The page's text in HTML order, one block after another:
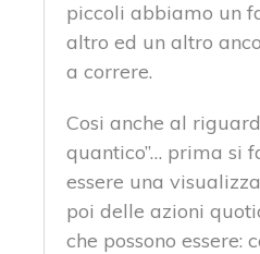
piccoli abbiamo un
altro ed un altro
a correre.
Cosi anche al
quantico”… prima si
essere una
poi delle azioni
che possono essere: